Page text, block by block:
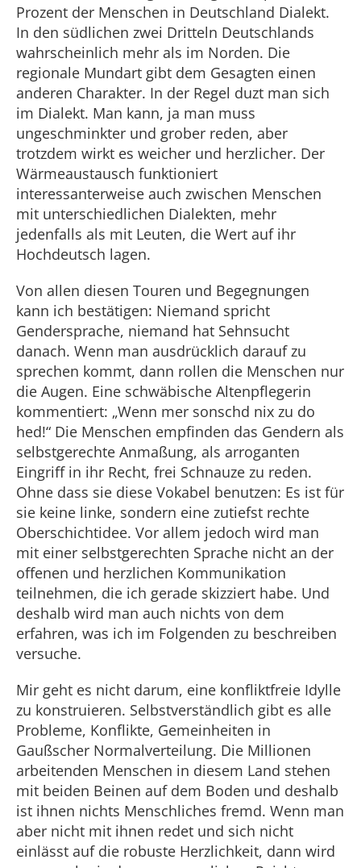
Prozent der Menschen in Deutschland Dialekt.
In den südlichen zwei Dritteln Deutschlands
wahrscheinlich mehr als im Norden. Die
regionale Mundart gibt dem Gesagten einen
anderen Charakter. In der Regel duzt man sich
im Dialekt. Man kann, ja man muss
ungeschminkter und grober reden, aber
trotzdem wirkt es weicher und herzlicher. Der
Wärmeaustausch funktioniert
interessanterweise auch zwischen Menschen
mit unterschiedlichen Dialekten, mehr
jedenfalls als mit Leuten, die Wert auf ihr
Hochdeutsch lagen.
Von allen diesen Touren und Begegnungen
kann ich bestätigen: Niemand spricht
Gendersprache, niemand hat Sehnsucht
danach. Wenn man ausdrücklich darauf zu
sprechen kommt, dann rollen die Menschen nur
die Augen. Eine schwäbische Altenpflegerin
kommentiert: „Wenn mer sonschd nix zu do
hed!“ Die Menschen empfinden das Gendern als
selbstgerechte Anmaßung, als arroganten
Eingriff in ihr Recht, frei Schnauze zu reden.
Ohne dass sie diese Vokabel benutzen: Es ist für
sie keine linke, sondern eine zutiefst rechte
Oberschichtidee. Vor allem jedoch wird man
mit einer selbstgerechten Sprache nicht an der
offenen und herzlichen Kommunikation
teilnehmen, die ich gerade skizziert habe. Und
deshalb wird man auch nichts von dem
erfahren, was ich im Folgenden zu beschreiben
versuche.
Mir geht es nicht darum, eine konfliktfreie Idylle
zu konstruieren. Selbstverständlich gibt es alle
Probleme, Konflikte, Gemeinheiten in
Gaußscher Normalverteilung. Die Millionen
arbeitenden Menschen in diesem Land stehen
mit beiden Beinen auf dem Boden und deshalb
ist ihnen nichts Menschliches fremd. Wenn man
aber nicht mit ihnen redet und sich nicht
einlässt auf die robuste Herzlichkeit, dann wird